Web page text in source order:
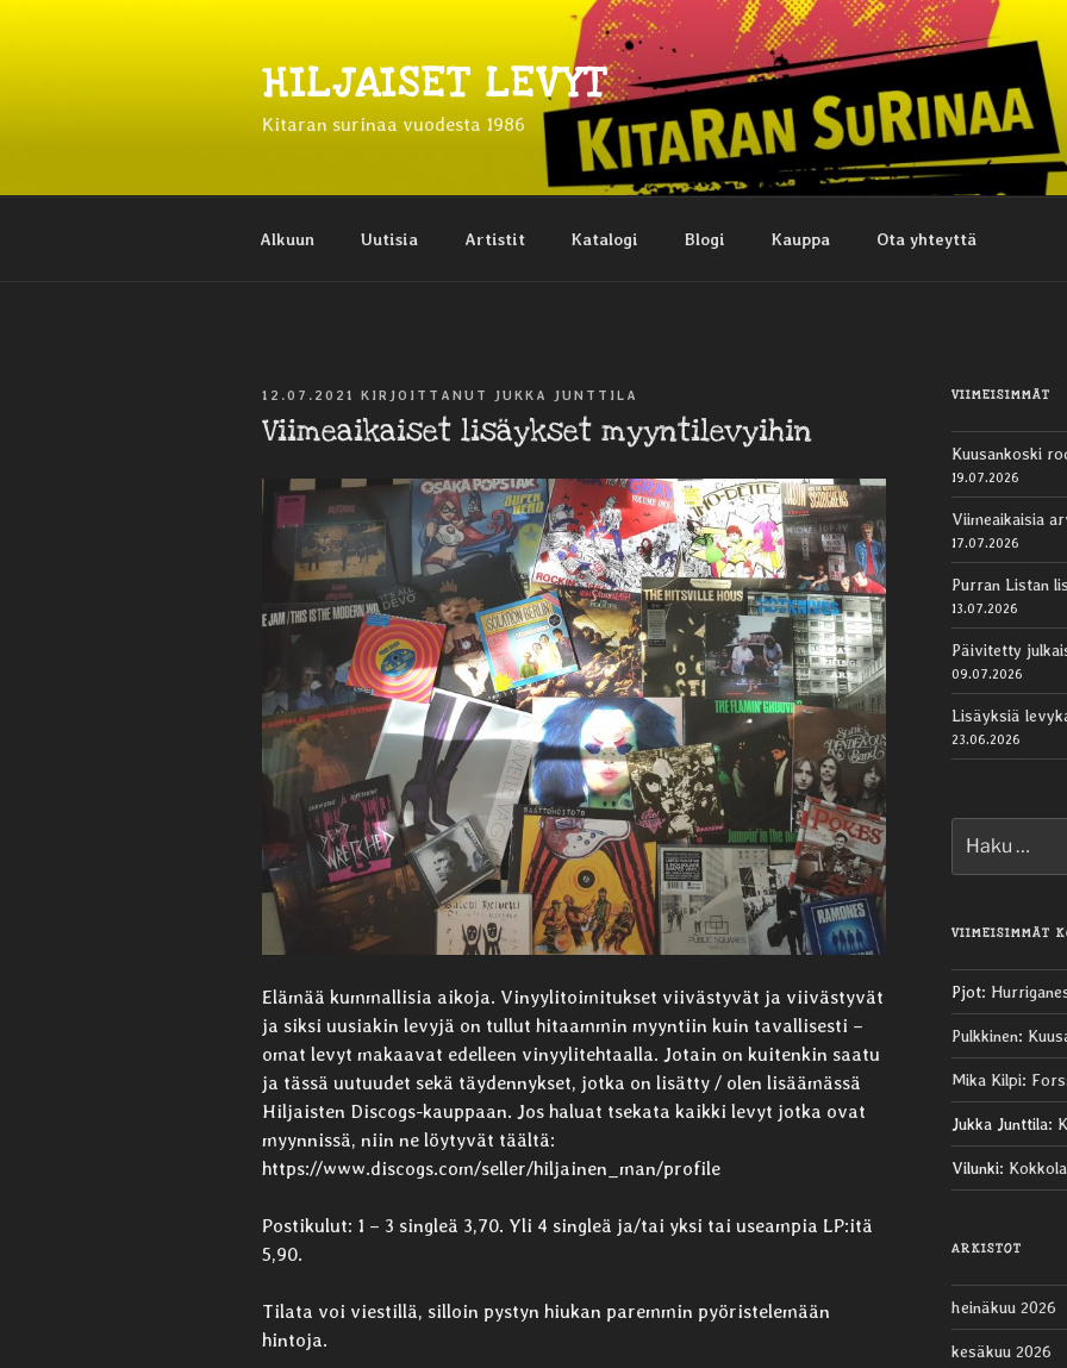
HILJAISET LEVYT
Kitaran surinaa vuodesta 1986
Alkuun Uutisia Artistit Katalogi Blogi Kauppa Ota yhteyttä
JULKAISTU
12.07.2021 KIRJOITTANUT JUKKA JUNTTILA
Viimeaikaiset lisäykset myyntilevyihin
Elämää kummallisia aikoja. Vinyylitoimitukset viivästyvät ja viivästyvät
ja siksi uusiakin levyjä on tullut hitaammin myyntiin kuin tavallisesti –
omat levyt makaavat edelleen vinyylitehtaalla. Jotain on kuitenkin saatu
ja tässä uutuudet sekä täydennykset, jotka on lisätty / olen lisäämässä
Hiljaisten Discogs-kauppaan. Jos haluat tsekata kaikki levyt jotka ovat
myynnissä, niin ne löytyvät täältä:
https://www.discogs.com/seller/hiljainen_man/profile
Postikulut: 1 – 3 singleä 3,70. Yli 4 singleä ja/tai yksi tai useampia LP:itä
5,90.
Tilata voi viestillä, silloin pystyn hiukan paremmin pyöristelemään
hintoja.
VIIMEISIMMÄT
Kuusankoski
19.07.2026
Viimeaikaisia
17.07.2026
Purran Listan
13.07.2026
Päivitetty
09.07.2026
Lisäyksiä
23.06.2026
VIIMEISIMMÄT
Pjot:
Pulkkinen:
Mika Kilpi:
Jukka Junttila:
Vilunki:
ARKISTOT
heinäkuu 2026
kesäkuu 2026